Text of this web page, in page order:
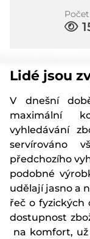
Lidé jsou
V dnešní
maximální
vyhledávání
servírováno
předchozího
podobné
udělají jasno a
řeč o fyzických
dostupnost
na komfort,